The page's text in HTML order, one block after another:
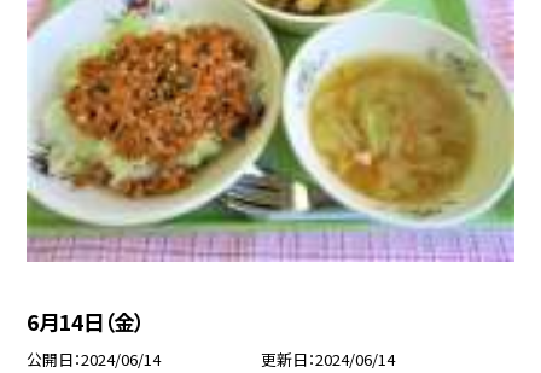
6月14日（金）
公開日 2024/06/14 更新日 2024/06/14